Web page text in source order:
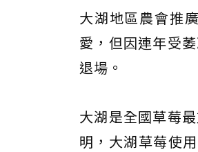
大湖地區農會推
愛，但因連年受
退場。
大湖是全國草莓
明，大湖草莓使